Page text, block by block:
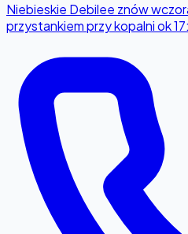
Niebieskie Debilee znów
przystankiem przy kopalni ok